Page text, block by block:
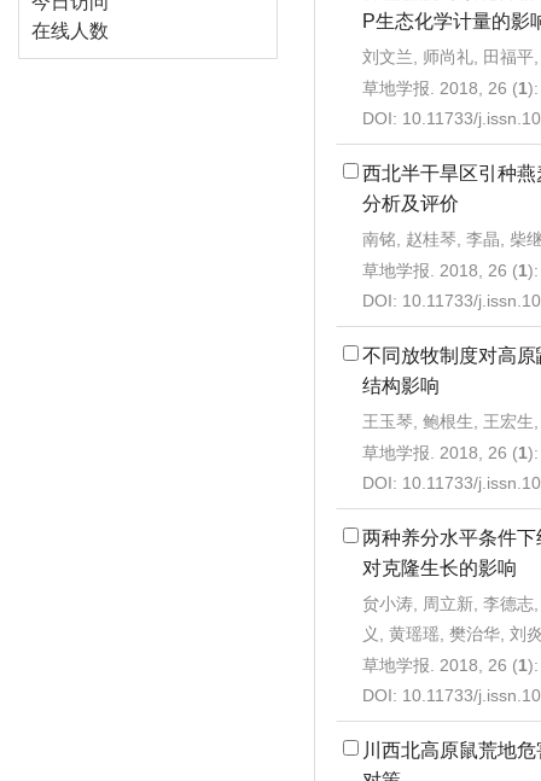
P生态化学计量的影
刘文兰, 师尚礼, 田福平
草地学报. 2018, 26 (1
DOI: 10.11733/
西北半干旱区引种
分析及评价
南铭, 赵桂琴, 李晶, 柴
草地学报. 2018, 26 (1
DOI: 10.11733/
不同放牧制度对高
结构影响
王玉琴, 鲍根生, 王宏生
草地学报. 2018, 26 (1
DOI: 10.11733/
两种养分水平条件
对克隆生长的影响
贠小涛, 周立新, 李德
义, 黄瑶瑶, 樊治华, 刘
草地学报. 2018, 26 (1
DOI: 10.11733/
川西北高原鼠荒地
在线人数